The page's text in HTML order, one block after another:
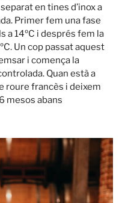
en tines d’inox a
Primer fem una fase
a 14ºC i després fem la
Un cop passat aquest
i comença la
Quan està a
roure francès i deixem
mesos abans